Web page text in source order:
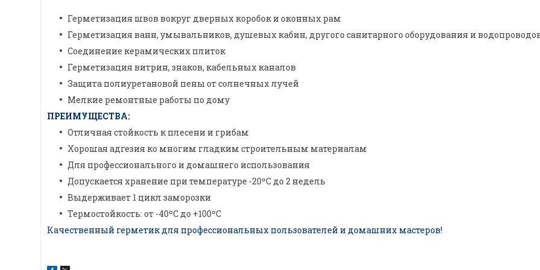
Герметизация швов вокруг дверных коробок и оконных рам
Герметизация ванн, умывальников, душевых кабин, другого санитарного оборудования и
Соединение керамических плиток
Герметизация витрин, знаков, кабельных каналов
Защита полиуретановой пены от солнечных лучей
Мелкие ремонтные работы по дому
ПРЕИМУЩЕСТВА:
Отличная стойкость к плесени и грибам
Хорошая адгезия ко многим гладким строительным материалам
Для профессионального и домашнего использования
Допускается хранение при температуре -20ºС до 2 недель
Выдерживает 1 цикл заморозки
Термостойкость: от -40ºС до +100ºС
Качественный герметик для профессиональных пользователей и домашних мастеров!